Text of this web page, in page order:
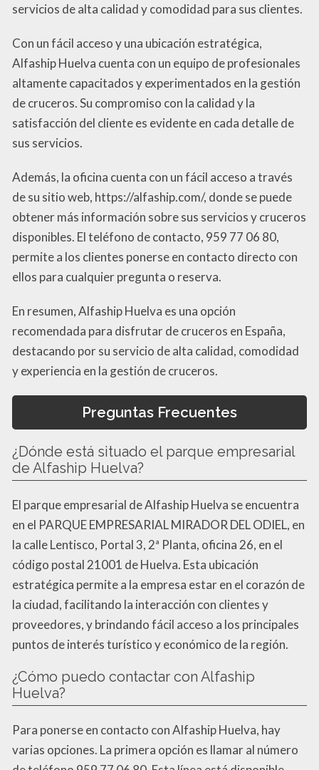
servicios de alta calidad y comodidad para sus clientes.
Con un fácil acceso y una ubicación estratégica,
Alfaship Huelva cuenta con un equipo de profesionales
altamente capacitados y experimentados en la gestión
de cruceros. Su compromiso con la calidad y la
satisfacción del cliente es evidente en cada detalle de
sus servicios.
Además, la oficina cuenta con un fácil acceso a través
de su sitio web, https://alfaship.com/, donde se puede
obtener más información sobre sus servicios y cruceros
disponibles. El teléfono de contacto, 959 77 06 80,
permite a los clientes ponerse en contacto directo con
ellos para cualquier pregunta o reserva.
En resumen, Alfaship Huelva es una opción
recomendada para disfrutar de cruceros en España,
destacando por su servicio de alta calidad, comodidad
y experiencia en la gestión de cruceros.
Preguntas Frecuentes
¿Dónde está situado el parque empresarial
de Alfaship Huelva?
El parque empresarial de Alfaship Huelva se encuentra
en el PARQUE EMPRESARIAL MIRADOR DEL ODIEL, en
la calle Lentisco, Portal 3, 2ª Planta, oficina 26, en el
código postal 21001 de Huelva. Esta ubicación
estratégica permite a la empresa estar en el corazón de
la ciudad, facilitando la interacción con clientes y
proveedores, y brindando fácil acceso a los principales
puntos de interés turístico y económico de la región.
¿Cómo puedo contactar con Alfaship
Huelva?
Para ponerse en contacto con Alfaship Huelva, hay
varias opciones. La primera opción es llamar al número